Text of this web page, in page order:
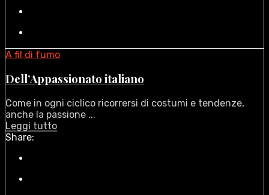
A fil di fumo
Dell’Appassionato italiano
Come in ogni ciclico ricorrersi di costumi e tendenze,
anche la passione ...
Leggi tutto
Share: